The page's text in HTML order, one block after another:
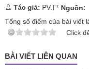
Tác giả: PV. Nguồn:
Tổng số điểm của bài viết
Click
BÀI VIẾT LIÊN QUAN